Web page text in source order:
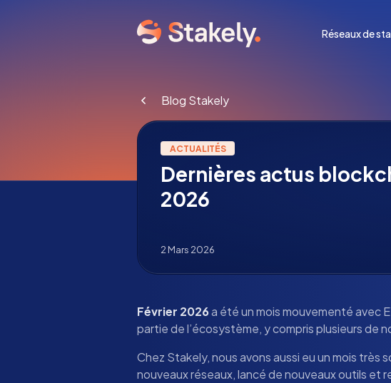
Réseaux de
Blog Stakely
ACTUALITÉS
Dernières actus
2026
2 Mars 2026
Février 2026a été un mois mouvementé avec
partie de l’écosystème, y compris plusieurs de
Chez Stakely, nous avons aussi eu un mois très
nouveaux réseaux, lancé de nouveaux outils et